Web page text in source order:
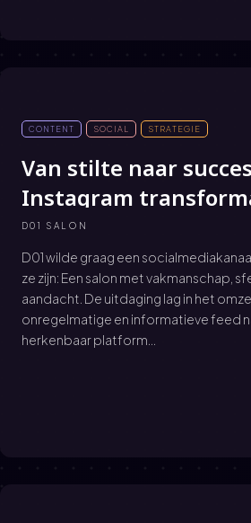
CONTENT SOCIAL STRATEGIE
Van stilte naar
Instagram
D01 SALON
D01 wilde graag een
ze zijn: Een salon met vakmanschap,
aandacht. De uitdaging lag in het
onregelmatige en informatieve feed
herkenbaar platform...